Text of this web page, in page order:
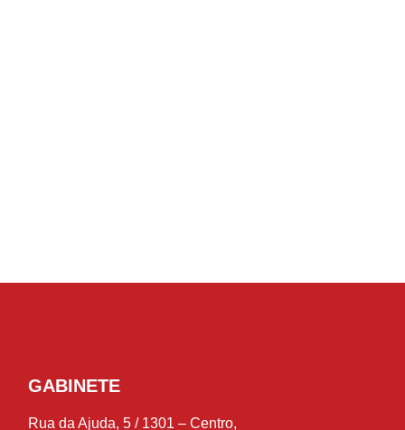
GABINETE
Rua da Ajuda, 5 / 1301 – Centro,